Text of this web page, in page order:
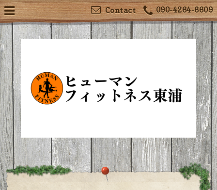
090-4264-6609
Contact